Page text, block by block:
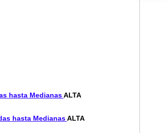
hasta MedianasALTA
hasta MedianasALTA